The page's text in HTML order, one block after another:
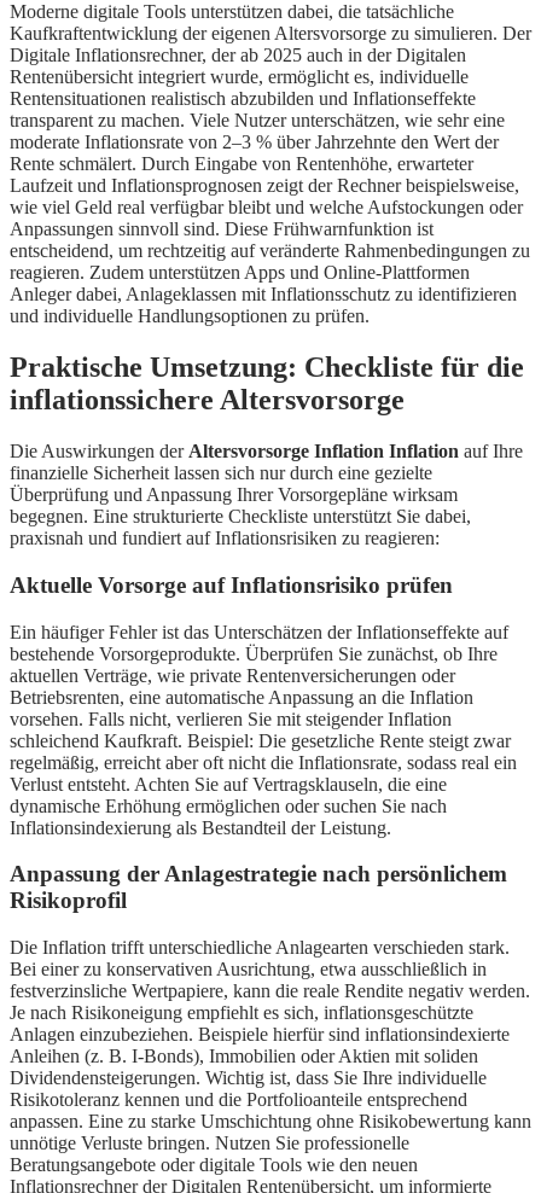
Moderne digitale Tools unterstützen dabei, die tatsächliche
Kaufkraftentwicklung der eigenen Altersvorsorge zu simulieren. Der
Digitale Inflationsrechner, der ab 2025 auch in der Digitalen
Rentenübersicht integriert wurde, ermöglicht es, individuelle
Rentensituationen realistisch abzubilden und Inflationseffekte
transparent zu machen. Viele Nutzer unterschätzen, wie sehr eine
moderate Inflationsrate von 2–3 % über Jahrzehnte den Wert der
Rente schmälert. Durch Eingabe von Rentenhöhe, erwarteter
Laufzeit und Inflationsprognosen zeigt der Rechner beispielsweise,
wie viel Geld real verfügbar bleibt und welche Aufstockungen oder
Anpassungen sinnvoll sind. Diese Frühwarnfunktion ist
entscheidend, um rechtzeitig auf veränderte Rahmenbedingungen zu
reagieren. Zudem unterstützen Apps und Online-Plattformen
Anleger dabei, Anlageklassen mit Inflationsschutz zu identifizieren
und individuelle Handlungsoptionen zu prüfen.
Praktische Umsetzung: Checkliste für die
inflationssichere Altersvorsorge
Die Auswirkungen der Altersvorsorge Inflation Inflation auf Ihre
finanzielle Sicherheit lassen sich nur durch eine gezielte
Überprüfung und Anpassung Ihrer Vorsorgepläne wirksam
begegnen. Eine strukturierte Checkliste unterstützt Sie dabei,
praxisnah und fundiert auf Inflationsrisiken zu reagieren:
Aktuelle Vorsorge auf Inflationsrisiko prüfen
Ein häufiger Fehler ist das Unterschätzen der Inflationseffekte auf
bestehende Vorsorgeprodukte. Überprüfen Sie zunächst, ob Ihre
aktuellen Verträge, wie private Rentenversicherungen oder
Betriebsrenten, eine automatische Anpassung an die Inflation
vorsehen. Falls nicht, verlieren Sie mit steigender Inflation
schleichend Kaufkraft. Beispiel: Die gesetzliche Rente steigt zwar
regelmäßig, erreicht aber oft nicht die Inflationsrate, sodass real ein
Verlust entsteht. Achten Sie auf Vertragsklauseln, die eine
dynamische Erhöhung ermöglichen oder suchen Sie nach
Inflationsindexierung als Bestandteil der Leistung.
Anpassung der Anlagestrategie nach persönlichem
Risikoprofil
Die Inflation trifft unterschiedliche Anlagearten verschieden stark.
Bei einer zu konservativen Ausrichtung, etwa ausschließlich in
festverzinsliche Wertpapiere, kann die reale Rendite negativ werden.
Je nach Risikoneigung empfiehlt es sich, inflationsgeschützte
Anlagen einzubeziehen. Beispiele hierfür sind inflationsindexierte
Anleihen (z. B. I-Bonds), Immobilien oder Aktien mit soliden
Dividendensteigerungen. Wichtig ist, dass Sie Ihre individuelle
Risikotoleranz kennen und die Portfolioanteile entsprechend
anpassen. Eine zu starke Umschichtung ohne Risikobewertung kann
unnötige Verluste bringen. Nutzen Sie professionelle
Beratungsangebote oder digitale Tools wie den neuen
Inflationsrechner der Digitalen Rentenübersicht, um informierte